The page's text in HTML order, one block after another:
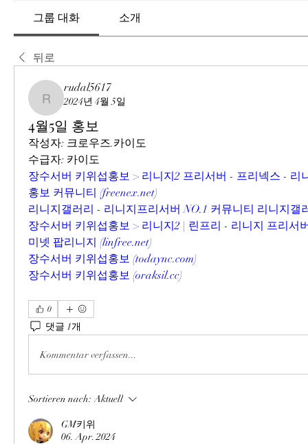
그룹 대화 소개
뒤로
rudal5617
rudal5617
2024년 4월 5일
4월5일 홍보
작성자: 크로우즈.카이도
수급자: 카이도
장수서버 키위섭홍보 > 리니지2 프리서버 - 프리넥스 - 리
홍보 커뮤니티 (freenex.net)
리니지갤러리 - 리니지프리서버 NO.1 커뮤니티 리니지갤
장수서버 키위섭홍보 > 리니지2 | 린프리 - 리니지 프리서
미넷 팝리니지 (linfree.net)
장수서버 키위섭홍보 (todaync.com)
장수서버 키위섭홍보 (oraksil.cc)
0
댓글 1개
Kommentar verfassen...
Sortieren nach: Aktuell
GM키위
06. Apr. 2024